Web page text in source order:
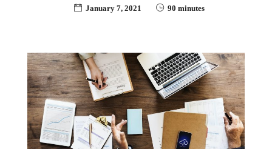
January 7, 2021 90 minutes